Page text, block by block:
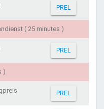
PREL
( 25 minutes )
PREL
)
PREL